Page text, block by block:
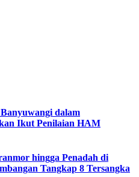
dalam
Ikut Penilaian HAM
hingga Penadah di
Tangkap 8 Tersangka